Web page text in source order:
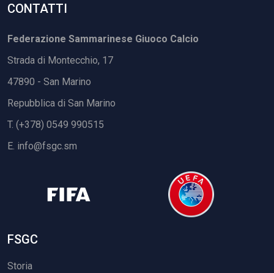
CONTATTI
Federazione Sammarinese Giuoco Calcio
Strada di Montecchio, 17
47890 - San Marino
Repubblica di San Marino
T. (+378) 0549 990515
E. info@fsgc.sm
FSGC
Storia